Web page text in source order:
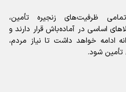
ظرفیت‌های زنجیره تأمین،
اساسی در آماده‌باش قرار دارند و
ادامه خواهد داشت تا نیاز مردم،
تأمین شود.